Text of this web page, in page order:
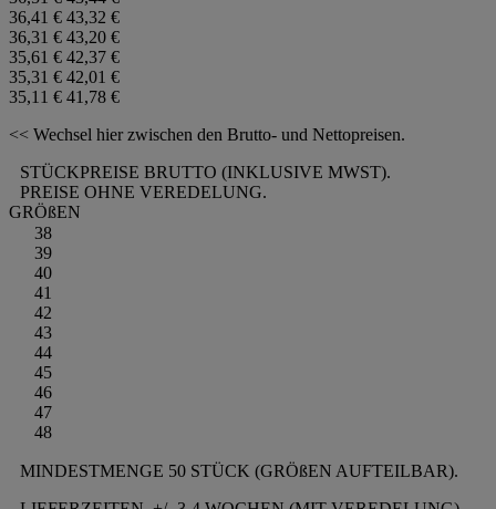
36,41 € 43,32 €
36,31 € 43,20 €
35,61 € 42,37 €
35,31 € 42,01 €
35,11 € 41,78 €
<< Wechsel hier zwischen den Brutto- und Nettopreisen.
STÜCKPREISE BRUTTO (INKLUSIVE MWST).
PREISE OHNE VEREDELUNG.
GRÖßEN
38
39
40
41
42
43
44
45
46
47
48
MINDESTMENGE 50 STÜCK (GRÖßEN AUFTEILBAR).